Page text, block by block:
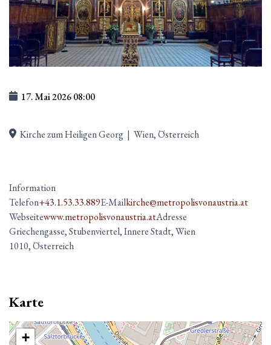
17. Mai 202608:00
Kirche zum Heiligen Georg | Wien, Österreich
Information
Telefon+43.1.53.33.889E-Mailkirche@metropolisvonaustria.at
Webseitewww.metropolisvonaustria.atAdresse
Griechengasse, Stubenviertel, Innere Stadt, Wien
1010, Österreich
Karte
+